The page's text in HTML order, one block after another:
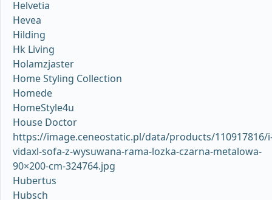
Helvetia
Hevea
Hilding
Hk Living
Holamzjaster
Home Styling Collection
Homede
HomeStyle4u
House Doctor
https://image.ceneostatic.pl/data/products/110917816/
vidaxl-sofa-z-wysuwana-rama-lozka-czarna-metalowa-
90×200-cm-324764.jpg
Hubertus
Hubsch